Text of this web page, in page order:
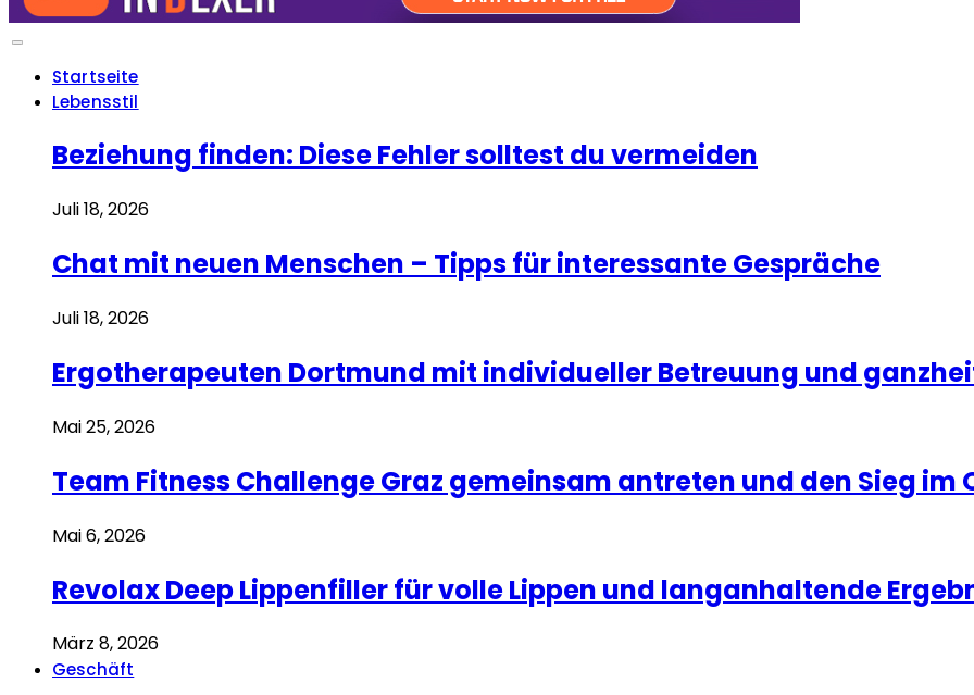
Startseite
Lebensstil
Beziehung finden: Diese Fehler solltest du vermeiden
Juli 18, 2026
Chat mit neuen Menschen – Tipps für interessante Gespräche
Juli 18, 2026
Ergotherapeuten Dortmund mit individueller Betreuung und
Mai 25, 2026
Team Fitness Challenge Graz gemeinsam antreten und den Sieg im
Mai 6, 2026
Revolax Deep Lippenfiller für volle Lippen und langanhaltende
März 8, 2026
Geschäft